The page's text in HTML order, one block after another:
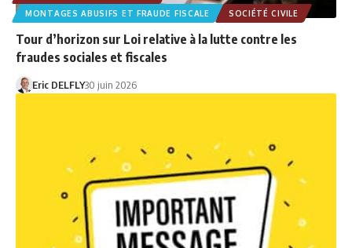
MONTAGES ABUSIFS ET FRAUDE FISCALE
SOCIÉTÉ CIVILE
Tour d’horizon sur Loi relative à la lutte contre les
fraudes sociales et fiscales
Eric DELFLY30 juin 2026